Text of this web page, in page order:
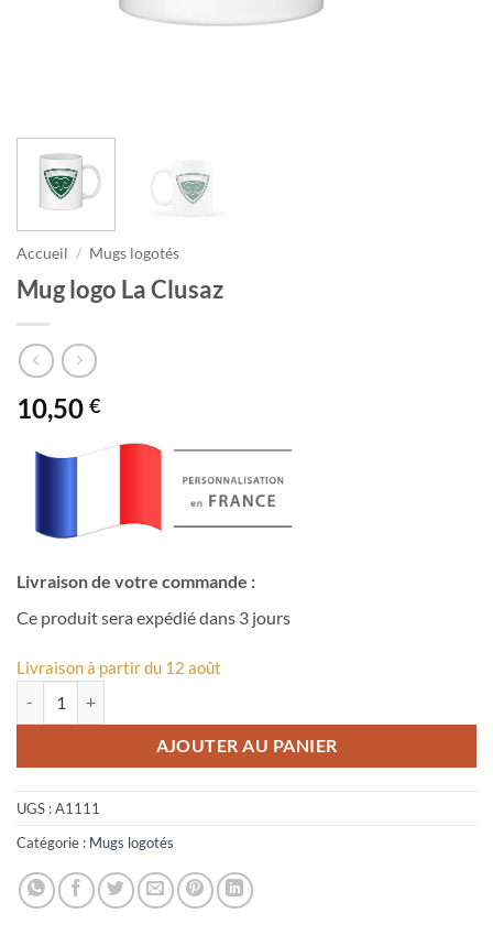
Accueil / Mugs logotés
Mug logo La Clusaz
10,50 €
Livraison de votre commande :
Ce produit sera expédié dans 3 jours
Livraison à partir du 12 août
AJOUTER AU PANIER
UGS :A1111
Catégorie : Mugs logotés